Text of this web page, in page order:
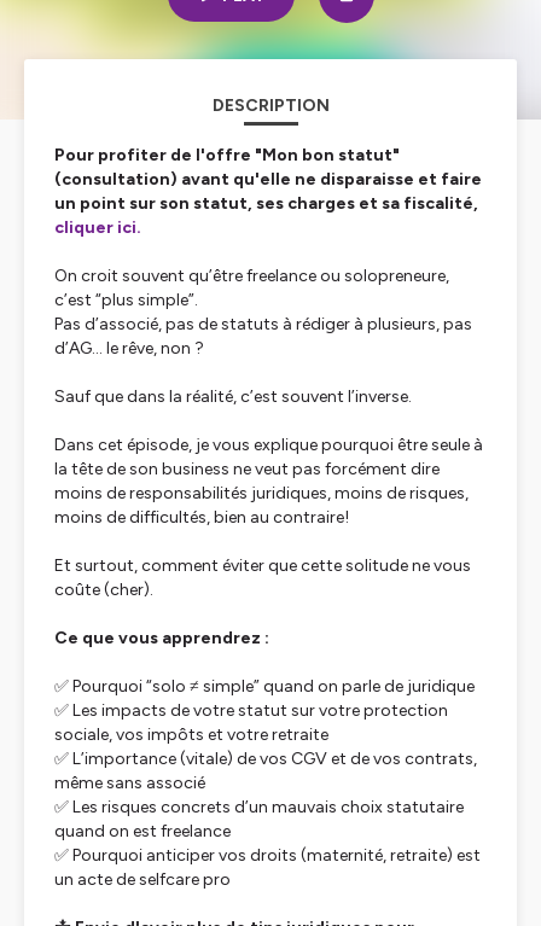
DESCRIPTION
Pour profiter de l'offre "Mon bon statut"
(consultation) avant qu'elle ne disparaisse et faire
un point sur son statut, ses charges et sa fiscalité,
cliquer ici.
On croit souvent qu’être freelance ou solopreneure,
c’est “plus simple”.
Pas d’associé, pas de statuts à rédiger à plusieurs, pas
d’AG… le rêve, non ?
Sauf que dans la réalité, c’est souvent l’inverse.
Dans cet épisode, je vous explique pourquoi être seule à
la tête de son business ne veut pas forcément dire
moins de responsabilités juridiques, moins de risques,
moins de difficultés, bien au contraire!
Et surtout, comment éviter que cette solitude ne vous
coûte (cher).
Ce que vous apprendrez :
✅ Pourquoi “solo ≠ simple” quand on parle de juridique
✅ Les impacts de votre statut sur votre protection
sociale, vos impôts et votre retraite
✅ L’importance (vitale) de vos CGV et de vos contrats,
même sans associé
✅ Les risques concrets d’un mauvais choix statutaire
quand on est freelance
✅ Pourquoi anticiper vos droits (maternité, retraite) est
un acte de selfcare pro